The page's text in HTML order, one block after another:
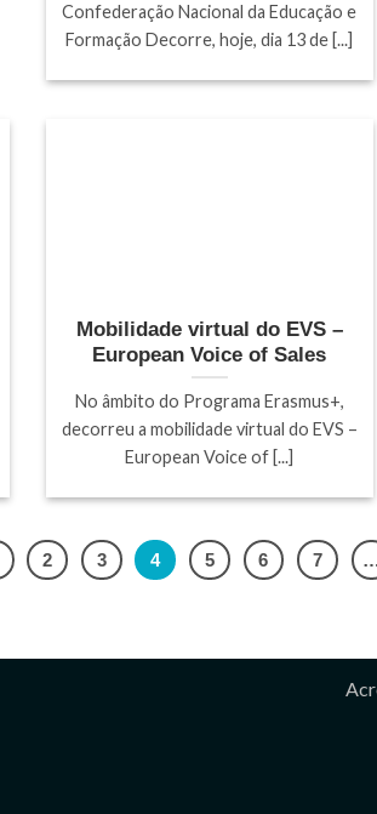
Confederação Nacional da Educação e
Formação Decorre, hoje, dia 13 de [...]
Mobilidade virtual do EVS –
European Voice of Sales
No âmbito do Programa Erasmus+,
decorreu a mobilidade virtual do EVS –
European Voice of [...]
2 3 4 5 6 7